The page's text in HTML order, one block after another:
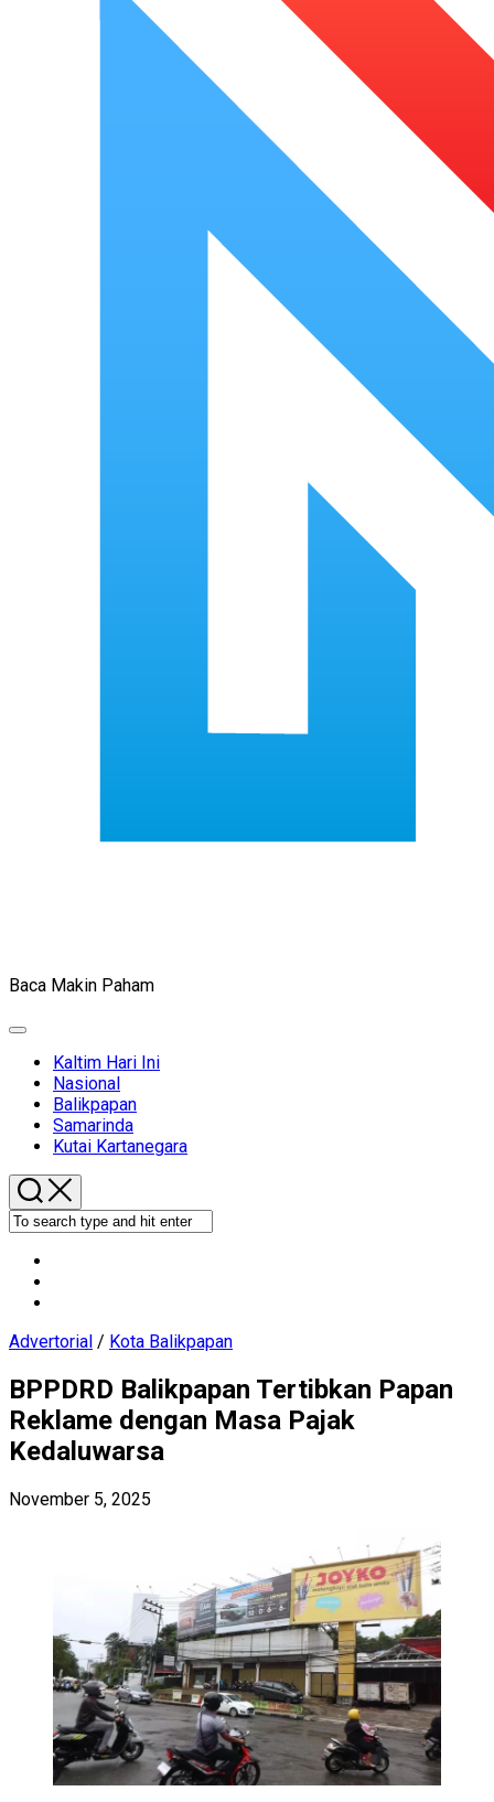
Baca Makin Paham
Expand
Kaltim Hari Ini
Nasional
Current
Page
Parent
Balikpapan
Samarinda
Kutai Kartanegara
Advertorial / Kota Balikpapan
BPPDRD Balikpapan Tertibkan Papan
Reklame dengan Masa Pajak
Kedaluwarsa
November 5, 2025